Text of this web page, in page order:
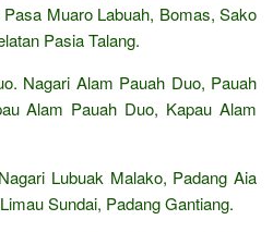
Muaro Labuah, Bomas, Sako
Pasia Talang.
Nagari Alam Pauah Duo, Pauah
Alam Pauah Duo, Kapau Alam
Lubuak Malako, Padang Aia
Sundai, Padang Gantiang.